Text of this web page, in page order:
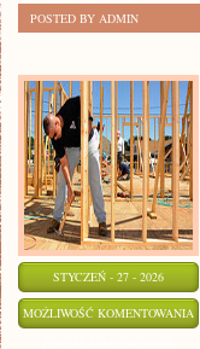
POSTED BY ADMIN
STYCZEŃ - 27 - 2026
MOŻLIWOŚĆ KOMENTOWANIA